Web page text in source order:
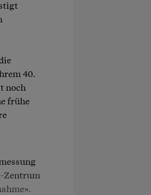
40.
noch
frühe
Zentrum